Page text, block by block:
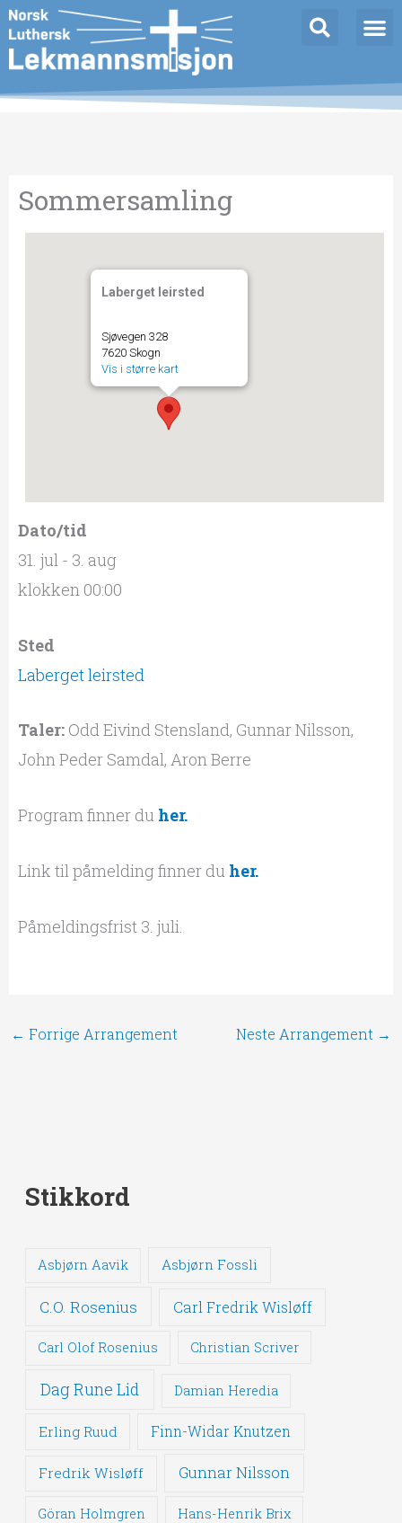
Hopp
rett
til
innholdet
Sommersamling
Laberget leirsted
Sjøvegen 328
7620 Skogn
Vis i større kart
Dato/tid
31. jul - 3. aug
klokken 00:00
Sted
Laberget leirsted
Taler:Odd Eivind Stensland, Gunnar Nilsson,
John Peder Samdal, Aron Berre
Program finner du her.
Link til påmelding finner du her.
Påmeldingsfrist 3. juli.
← Forrige Arrangement Neste Arrangement →
Stikkord
Asbjørn Aavik Asbjørn Fossli
C.O. Rosenius Carl Fredrik Wisløff
Carl Olof Rosenius Christian Scriver
Dag Rune Lid Damian Heredia
Erling Ruud Finn-Widar Knutzen
Fredrik Wisløff Gunnar Nilsson
Göran Holmgren Hans-Henrik Brix